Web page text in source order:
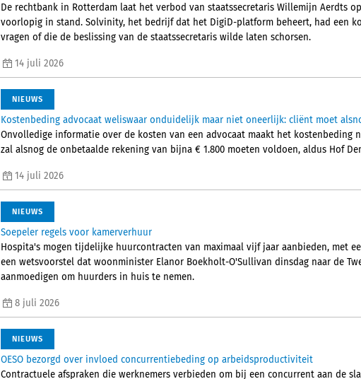
De rechtbank in Rotterdam laat het verbod van staatssecretaris Willemijn Aerdts
voorlopig in stand. Solvinity, het bedrijf dat het DigiD-platform beheert, had een
vragen of die de beslissing van de staatssecretaris wilde laten schorsen.
14 juli 2026
NIEUWS
Kostenbeding advocaat weliswaar onduidelijk maar niet oneerlijk: cliënt moet
Onvolledige informatie over de kosten van een advocaat maakt het kostenbeding
zal alsnog de onbetaalde rekening van bijna € 1.800 moeten voldoen, aldus Hof
14 juli 2026
NIEUWS
Soepeler regels voor kamerverhuur
Hospita's mogen tijdelijke huurcontracten van maximaal vijf jaar aanbieden, met
een wetsvoorstel dat woonminister Elanor Boekholt-O'Sullivan dinsdag naar de
aanmoedigen om huurders in huis te nemen.
8 juli 2026
NIEUWS
OESO bezorgd over invloed concurrentiebeding op arbeidsproductiviteit
Contractuele afspraken die werknemers verbieden om bij een concurrent aan de